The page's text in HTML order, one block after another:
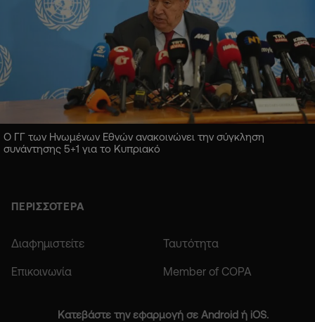
Ο ΓΓ των Ηνωμένων Εθνών ανακοινώνει την σύγκληση
συνάντησης 5+1 για το Κυπριακό
ΠΕΡΙΣΣΟΤΕΡΑ
Διαφημιστείτε Ταυτότητα
Επικοινωνία Member of COPA
Κατεβάστε την εφαρμογή σε Android ή iOS.